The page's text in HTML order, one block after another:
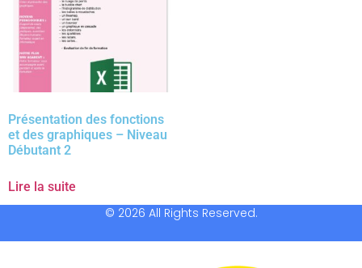
Présentation des fonctions
et des graphiques – Niveau
Débutant 2
Lire la suite
© 2026 All Rights Reserved.